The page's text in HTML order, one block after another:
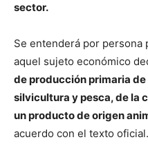
sector.
Se entenderá por
aquel sujeto económico
de producción primaria
silvicultura y pesca, de la
un producto de origen
acuerdo con el texto oficial.